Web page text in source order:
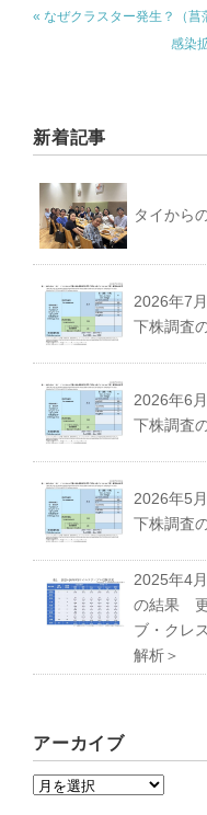
過去の
« なぜクラスター発生？（菖
感染
新着記事
タイから
2026年7
下株調査
2026年6
下株調査
2026年5
下株調査
2025年4
の結果
ブ・クレ
解析＞
アーカイブ